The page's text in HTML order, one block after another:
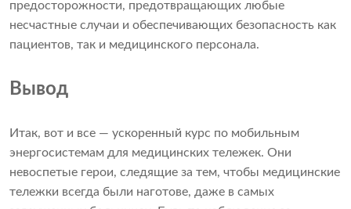
предосторожности, предотвращающих любые
несчастные случаи и обеспечивающих безопасность как
пациентов, так и медицинского персонала.
Вывод
Итак, вот и все — ускоренный курс по мобильным
энергосистемам для медицинских тележек. Они
невоспетые герои, следящие за тем, чтобы медицинские
тележки всегда были наготове, даже в самых